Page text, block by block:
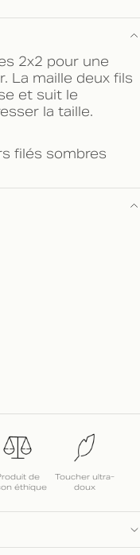
2x2 pour une
La maille deux fils
et suit le
la taille.
filés sombres
de
éthique
Toucher ultra-
doux